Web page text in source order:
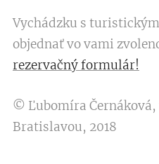
Vychádzku s
objednať vo vami
rezervačný formulár!
© Ľubomíra
Bratislavou, 2018